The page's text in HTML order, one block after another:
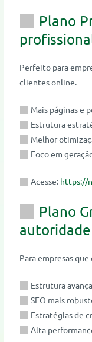
Plano
Perfeito para
clientes online.
Mais páginas e
Estrutura
Melhor
Foco em
Acesse: https://
Plano
Para empresas
Estrutura
SEO mais
Estratégias de
Alta